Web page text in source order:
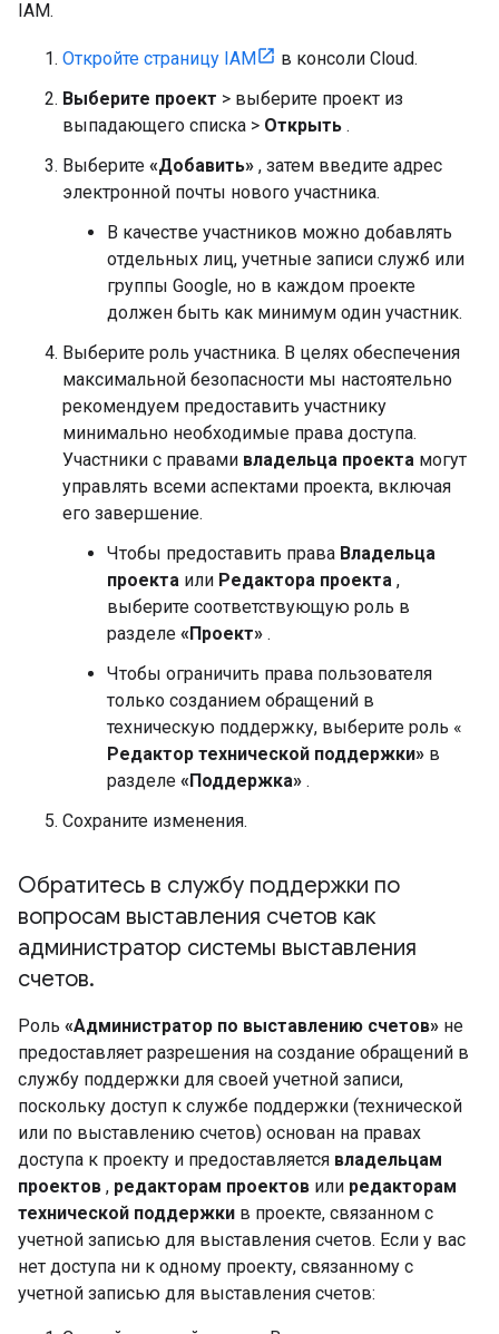
IAM.
Откройте страницу IAM
в консоли Cloud.
Выберите проект > выберите проект из
выпадающего списка > Открыть .
Выберите «Добавить» , затем введите адрес
электронной почты нового участника.
В качестве участников можно добавлять
отдельных лиц, учетные записи служб или
группы Google, но в каждом проекте
должен быть как минимум один участник.
Выберите роль участника. В целях обеспечения
максимальной безопасности мы настоятельно
рекомендуем предоставить участнику
минимально необходимые права доступа.
Участники с правами владельца проекта могут
управлять всеми аспектами проекта, включая
его завершение.
Чтобы предоставить права Владельца
проекта или Редактора проекта ,
выберите соответствующую роль в
разделе «Проект» .
Чтобы ограничить права пользователя
только созданием обращений в
техническую поддержку, выберите роль «
Редактор технической поддержки» в
разделе «Поддержка» .
Сохраните изменения.
Обратитесь в службу поддержки по
вопросам выставления счетов как
администратор системы выставления
счетов.
Роль «Администратор по выставлению счетов» не
предоставляет разрешения на создание обращений в
службу поддержки для своей учетной записи,
поскольку доступ к службе поддержки (технической
или по выставлению счетов) основан на правах
доступа к проекту и предоставляется владельцам
проектов , редакторам проектов или редакторам
технической поддержки в проекте, связанном с
учетной записью для выставления счетов. Если у вас
нет доступа ни к одному проекту, связанному с
учетной записью для выставления счетов: